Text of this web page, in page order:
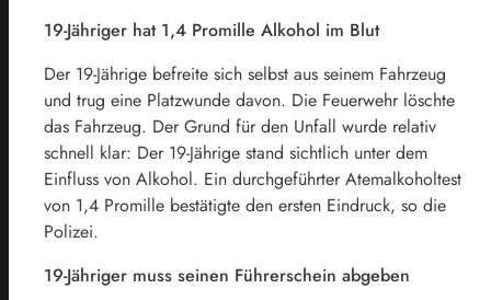
19-Jähriger hat 1,4 Promille Alkohol im Blut
Der 19-Jährige befreite sich selbst aus seinem Fahrzeug
und trug eine Platzwunde davon. Die Feuerwehr löschte
das Fahrzeug. Der Grund für den Unfall wurde relativ
schnell klar: Der 19-Jährige stand sichtlich unter dem
Einfluss von Alkohol. Ein durchgeführter Atemalkoholtest
von 1,4 Promille bestätigte den ersten Eindruck, so die
Polizei.
19-Jähriger muss seinen Führerschein abgeben